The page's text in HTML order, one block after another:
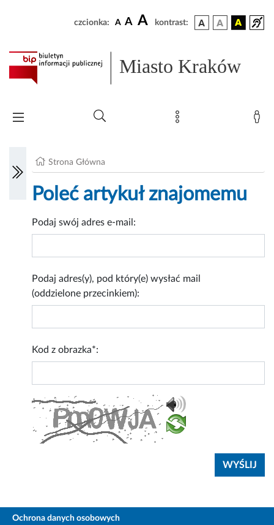
czcionka: A A A kontrast:
Miasto Kraków
Strona Główna
Poleć artykuł znajomemu
Podaj swój adres e-mail:
Podaj adres(y), pod który(e) wysłać mail
(oddzielone przecinkiem):
Kod z obrazka*:
Ochrona danych osobowych